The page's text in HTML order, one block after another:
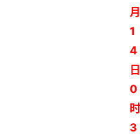
月
1
4
日
0
时
3